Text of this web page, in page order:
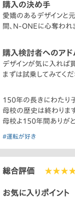
購入の決め手
愛嬌のあるデザインと
間、N-ONEに心奪われ
購入検討者へのアド
デザインが気に入れば
まずは試乗してみてくだ
150年の長きにわたり
母校の歴史は終わりま
母校よ150年間ありがと
#運転が好き
総合評価
お気に入りポイント